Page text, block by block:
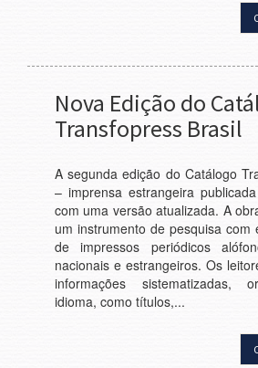
Nova Edição do
Transfopress Brasil
A segunda edição do Catálogo
– imprensa estrangeira
com uma versão atualizada. A
um instrumento de pesquisa com
de impressos periódicos
nacionais e estrangeiros. Os
informações sistematizadas,
idioma, como títulos,...